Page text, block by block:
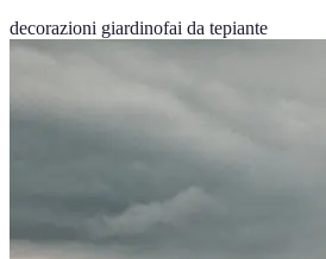
decorazioni giardinofai da tepiante